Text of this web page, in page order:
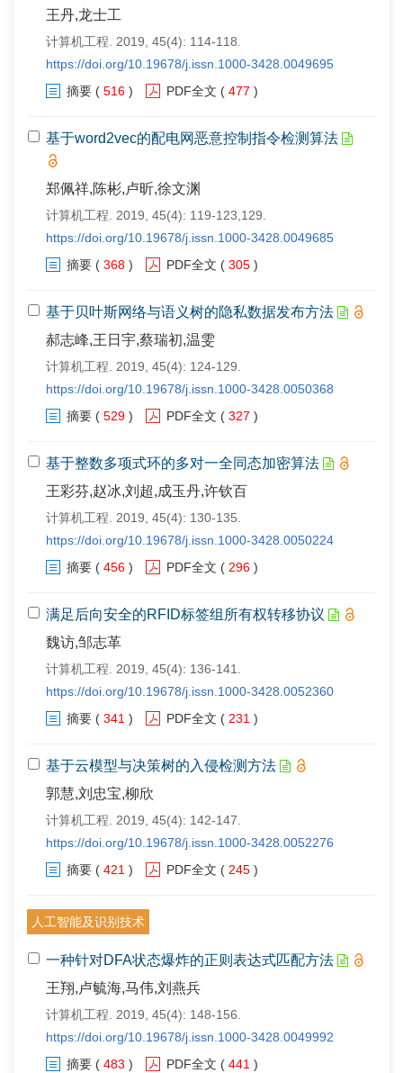
王丹,龙士工
计算机工程. 2019, 45(4): 114-118.
https://doi.org/10.19678/j.issn.1000-3428.0049695
摘要 ( 516 ) PDF全文 ( 477 )
基于word2vec的配电网恶意控制指令检测算法
郑佩祥,陈彬,卢昕,徐文渊
计算机工程. 2019, 45(4): 119-123,129.
https://doi.org/10.19678/j.issn.1000-3428.0049685
摘要 ( 368 ) PDF全文 ( 305 )
基于贝叶斯网络与语义树的隐私数据发布方法
郝志峰,王日宇,蔡瑞初,温雯
计算机工程. 2019, 45(4): 124-129.
https://doi.org/10.19678/j.issn.1000-3428.0050368
摘要 ( 529 ) PDF全文 ( 327 )
基于整数多项式环的多对一全同态加密算法
王彩芬,赵冰,刘超,成玉丹,许钦百
计算机工程. 2019, 45(4): 130-135.
https://doi.org/10.19678/j.issn.1000-3428.0050224
摘要 ( 456 ) PDF全文 ( 296 )
满足后向安全的RFID标签组所有权转移协议
魏访,邹志革
计算机工程. 2019, 45(4): 136-141.
https://doi.org/10.19678/j.issn.1000-3428.0052360
摘要 ( 341 ) PDF全文 ( 231 )
基于云模型与决策树的入侵检测方法
郭慧,刘忠宝,柳欣
计算机工程. 2019, 45(4): 142-147.
https://doi.org/10.19678/j.issn.1000-3428.0052276
摘要 ( 421 ) PDF全文 ( 245 )
人工智能及识别技术
一种针对DFA状态爆炸的正则表达式匹配方法
王翔,卢毓海,马伟,刘燕兵
计算机工程. 2019, 45(4): 148-156.
https://doi.org/10.19678/j.issn.1000-3428.0049992
摘要 ( 483 ) PDF全文 ( 441 )